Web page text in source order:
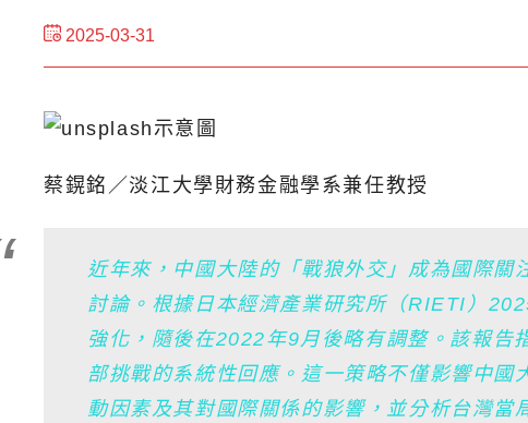
2025-03-31
蔡鎤銘／淡江大學財務金融學系兼任教授
近年來，中國大陸的「戰狼外交」成為國際
討論。根據日本經濟產業研究所（RIETI）
強化，隨後在2022年9月後略有調整。該報告
部挑戰的系統性回應。這一策略不僅影響中
動因素及其對國際關係的影響，並分析台灣當